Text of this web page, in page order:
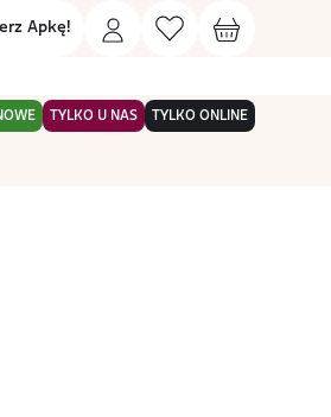
Apkę!
TYLKO U NAS TYLKO ONLINE